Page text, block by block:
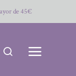
de 45€